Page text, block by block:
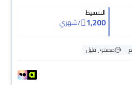
التقسيط
1,200
/شهري
ممشى قليل